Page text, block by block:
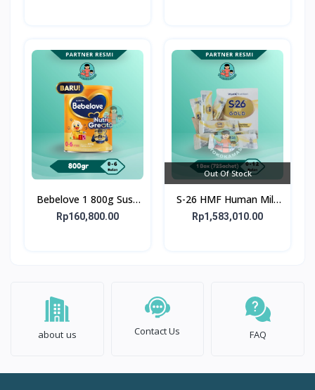
Bebelove 1 800g Susu
Formula Bayi Usia 0-6
Rp160,800.00
Out Of Stock
S-26 HMF Human Milk
Fortifier GOLD 72X1G -
Rp1,583,010.00
about us Contact Us FAQ